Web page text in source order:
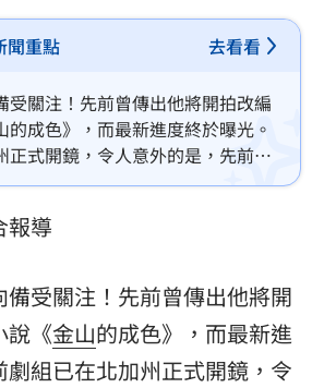
聞重點 去看看
受關注！先前曾傳出他將開拍改編
的成色》，而最新進度終於曝光。
正式開鏡，令人意外的是，先前瘋
章子怡、陳法拉竟然「通通不在名
報導
備受關注！先前曾傳出他將開
說《金山的成色》，而最新進
組已在北加州正式開鏡，令